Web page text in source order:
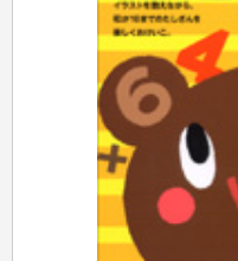
行政書士・宅建
衛生管理・運行管理
建築・土木
電気・危険物
調理師
スキル・キャリアアップ
危険物取扱者
消防設備士
登録販売者